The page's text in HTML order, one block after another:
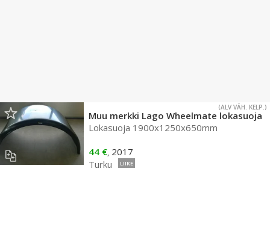
(ALV VÄH. KELP.)
Muu merkki Lago Wheelmate lokasuoja
Lokasuoja 1900x1250x650mm
44 €, 2017
Turku
LIIKE